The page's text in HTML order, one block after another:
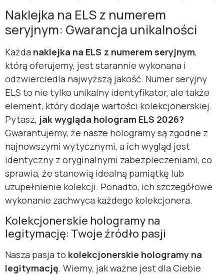
Naklejka na ELS z numerem
seryjnym: Gwarancja unikalności
Każda naklejka na ELS z numerem seryjnym,
którą oferujemy, jest starannie wykonana i
odzwierciedla najwyższą jakość. Numer seryjny
ELS to nie tylko unikalny identyfikator, ale także
element, który dodaje wartości kolekcjonerskiej.
Pytasz, jak wygląda hologram ELS 2026?
Gwarantujemy, że nasze hologramy są zgodne z
najnowszymi wytycznymi, a ich wygląd jest
identyczny z oryginalnymi zabezpieczeniami, co
sprawia, że stanowią idealną pamiątkę lub
uzupełnienie kolekcji. Ponadto, ich szczegółowe
wykonanie zachwyca każdego kolekcjonera.
Kolekcjonerskie hologramy na
legitymację: Twoje źródło pasji
Nasza pasja to kolekcjonerskie hologramy na
legitymację. Wiemy, jak ważne jest dla Ciebie